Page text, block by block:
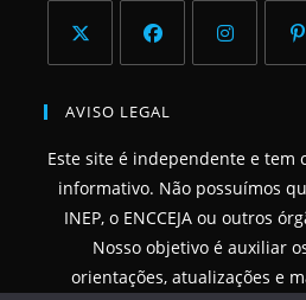
aba
em
nova
aba
em
nova
aba
nova
aba
nova
aba
AVISO LEGAL
Este site é independente e tem
informativo. Não possuímos
INEP, o ENCCEJA ou outros
Nosso objetivo é auxiliar
orientações, atualizações e